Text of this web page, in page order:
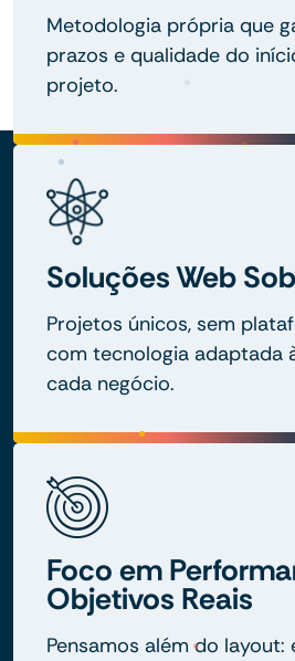
Metodologia própria que
prazos e qualidade do
projeto.
Soluções Web
Projetos únicos, sem
com tecnologia adaptada
cada negócio.
Foco em
Objetivos Reais
Pensamos além do layout: